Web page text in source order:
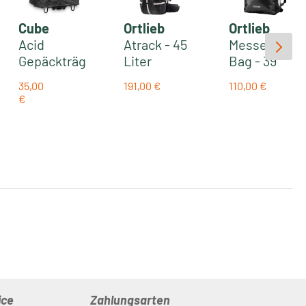
Cube
Acid
Gepäckträg
RILink |
Regulärer Preis:
35,00
€
Ortlieb
Atrack - 45
Liter
ter
Regulärer Preis:
191,00 €
Ortlieb
Messenger-
Bag - 39
wasserdich
Regulärer
110,00 €
Zahlungsarten